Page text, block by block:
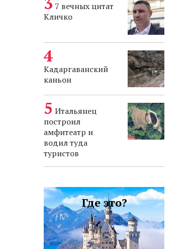
7 вечных цитат
Кличко
Кадаргаванский
каньон
Итальянец
построил
амфитеатр и
водил туда
туристов
Где это?